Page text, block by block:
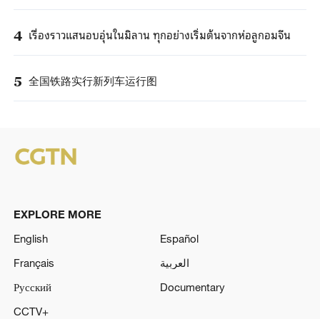
4 เรื่องราวแสนอบอุ่นในมิลาน ทุกอย่างเริ่มต้นจากห่อลูกอมจีน
5 全国铁路实行新列车运行图
EXPLORE MORE
English
Español
Français
العربية
Русский
Documentary
CCTV+